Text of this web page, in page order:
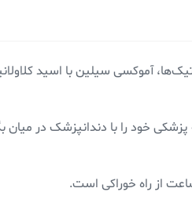
آموکسی سیلین با اسید
خود را با دندانپزشک در میان